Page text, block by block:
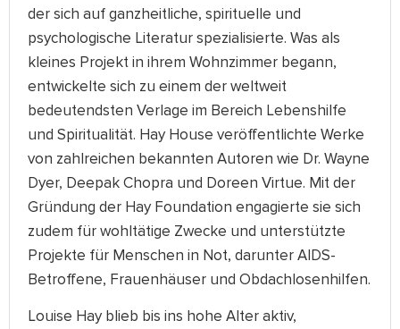
der sich auf ganzheitliche, spirituelle und
psychologische Literatur spezialisierte. Was als
kleines Projekt in ihrem Wohnzimmer begann,
entwickelte sich zu einem der weltweit
bedeutendsten Verlage im Bereich Lebenshilfe
und Spiritualität. Hay House veröffentlichte Werke
von zahlreichen bekannten Autoren wie Dr. Wayne
Dyer, Deepak Chopra und Doreen Virtue. Mit der
Gründung der Hay Foundation engagierte sie sich
zudem für wohltätige Zwecke und unterstützte
Projekte für Menschen in Not, darunter AIDS-
Betroffene, Frauenhäuser und Obdachlosenhilfen.
Louise Hay blieb bis ins hohe Alter aktiv,